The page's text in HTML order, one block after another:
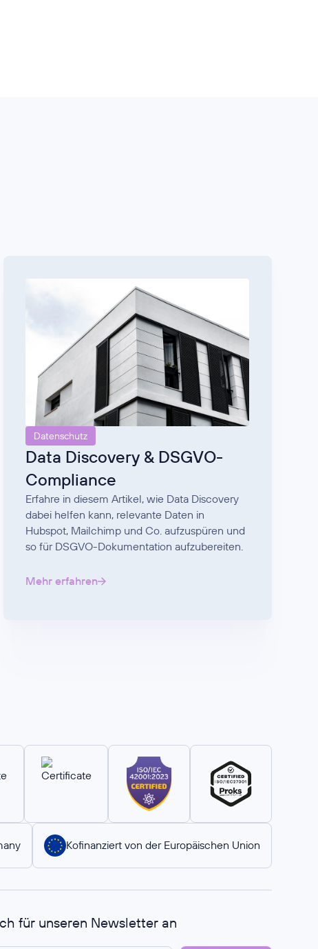
Datenschutz
Data Discovery & DSGVO-
Compliance
Erfahre in diesem Artikel, wie Data Discovery
dabei helfen kann, relevante Daten in
Hubspot, Mailchimp und Co. aufzuspüren und
so für DSGVO-Dokumentation aufzubereiten.
Mehr erfahren
Kofinanziert von der Europäischen Union
für unseren Newsletter an